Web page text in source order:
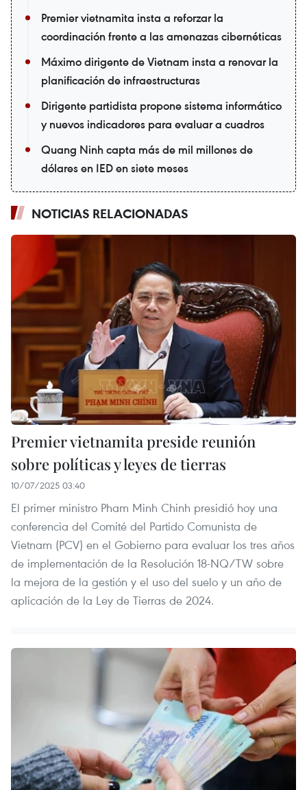
Premier vietnamita insta a reforzar la
coordinación frente a las amenazas cibernéticas
Máximo dirigente de Vietnam insta a renovar la
planificación de infraestructuras
Dirigente partidista propone sistema informático
y nuevos indicadores para evaluar a cuadros
Quang Ninh capta más de mil millones de
dólares en IED en siete meses
NOTICIAS RELACIONADAS
Premier vietnamita preside reunión
sobre políticas y leyes de tierras
10/07/2025 03:40
El primer ministro Pham Minh Chinh presidió hoy una
conferencia del Comité del Partido Comunista de
Vietnam (PCV) en el Gobierno para evaluar los tres años
de implementación de la Resolución 18-NQ/TW sobre
la mejora de la gestión y el uso del suelo y un año de
aplicación de la Ley de Tierras de 2024.